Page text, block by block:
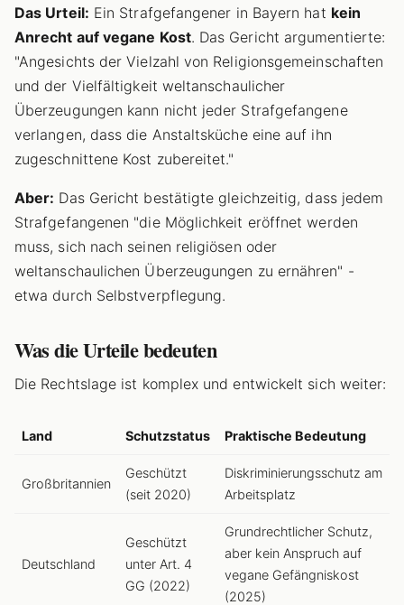
Das Urteil: Ein Strafgefangener in Bayern hat kein
Anrecht auf vegane Kost. Das Gericht argumentierte:
"Angesichts der Vielzahl von Religionsgemeinschaften
und der Vielfältigkeit weltanschaulicher
Überzeugungen kann nicht jeder Strafgefangene
verlangen, dass die Anstaltsküche eine auf ihn
zugeschnittene Kost zubereitet."
Aber: Das Gericht bestätigte gleichzeitig, dass jedem
Strafgefangenen "die Möglichkeit eröffnet werden
muss, sich nach seinen religiösen oder
weltanschaulichen Überzeugungen zu ernähren" -
etwa durch Selbstverpflegung.
Was die Urteile bedeuten
Die Rechtslage ist komplex und entwickelt sich weiter:
Land Schutzstatus Praktische Bedeutung
Großbritannien
Geschützt
(seit 2020)
Diskriminierungsschutz am
Arbeitsplatz
Deutschland
Geschützt
unter Art. 4
GG (2022)
Grundrechtlicher Schutz,
aber kein Anspruch auf
vegane Gefängniskost
(2025)